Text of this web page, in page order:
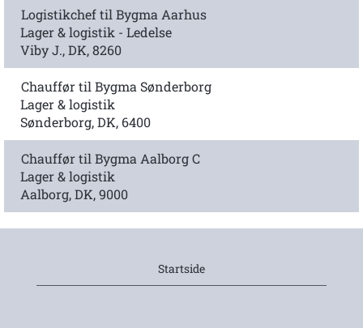
Logistikchef til Bygma Aarhus
Lager & logistik - Ledelse
Viby J., DK, 8260
Chauffør til Bygma Sønderborg
Lager & logistik
Sønderborg, DK, 6400
Chauffør til Bygma Aalborg C
Lager & logistik
Aalborg, DK, 9000
Startside